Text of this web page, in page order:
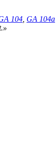
104 GA 104a